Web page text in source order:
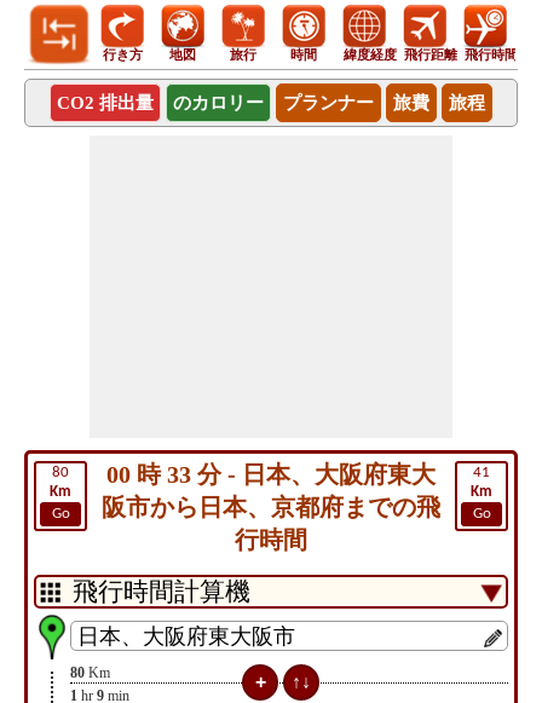
行き方 地図 旅行 時間 緯度経度 飛行距離 飛行時間
CO2 排出量 のカロリー プランナー 旅費 旅程
80
Km
Go
41
Km
Go
00 時 33 分 - 日本、大阪府東大
阪市から日本、京都府までの飛
行時間
80 Km
1 hr 9 min